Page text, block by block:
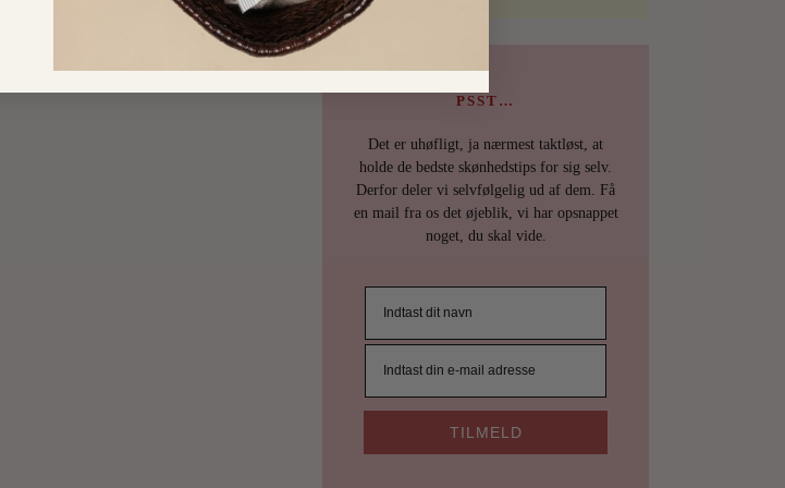
NEXT POST
Shadematching Alert!
PSST…
Det er uhøfligt, ja nærmest taktløst, at
holde de bedste skønhedstips for sig selv.
Derfor deler vi selvfølgelig ud af dem. Få
en mail fra os det øjeblik, vi har opsnappet
noget, du skal vide.
TILMELD